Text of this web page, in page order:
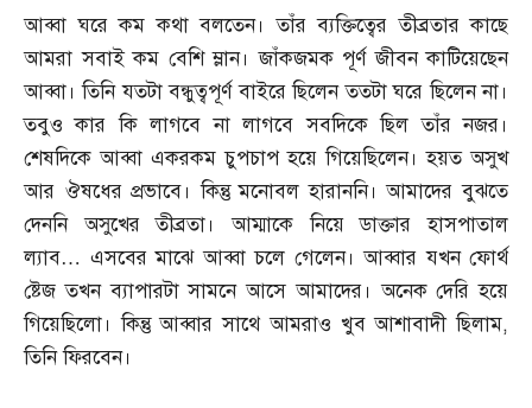
আব্বা ঘরে কম কথা বলতেন। তাঁর ব্যক্তিত্বের তীব্রতার কাছে
আমরা সবাই কম বেশি ম্লান। জাঁকজমক পূর্ণ জীবন কাটিয়েছেন
আব্বা। তিনি যতটা বন্ধুত্বপূর্ণ বাইরে ছিলেন ততটা ঘরে ছিলেন না।
তবুও কার কি লাগবে না লাগবে সবদিকে ছিল তাঁর নজর।
শেষদিকে আব্বা একরকম চুপচাপ হয়ে গিয়েছিলেন। হয়ত অসুখ
আর ঔষধের প্রভাবে। কিন্তু মনোবল হারাননি। আমাদের বুঝতে
দেননি অসুখের তীব্রতা। আম্মাকে নিয়ে ডাক্তার হাসপাতাল
ল্যাব… এসবের মাঝে আব্বা চলে গেলেন। আব্বার যখন ফোর্থ
ষ্টেজ তখন ব্যাপারটা সামনে আসে আমাদের। অনেক দেরি হয়ে
গিয়েছিলো। কিন্তু আব্বার সাথে আমরাও খুব আশাবাদী ছিলাম,
তিনি ফিরবেন।